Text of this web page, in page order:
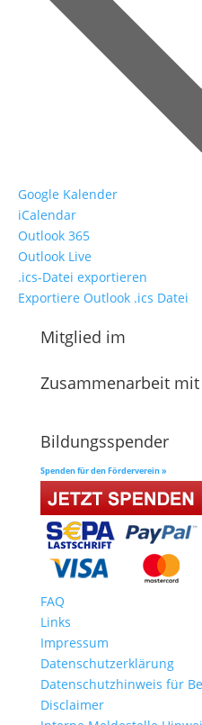
Google Kalender
iCalendar
Outlook 365
Outlook Live
.ics-Datei exportieren
Exportiere Outlook .ics Datei
Mitglied im
Zusammenarbeit mit
Bildungsspender
Spenden für den Förderverein »
FAQ
Links
Impressum
Datenschutzerklärung
Datenschutzhinweis für
Disclaimer